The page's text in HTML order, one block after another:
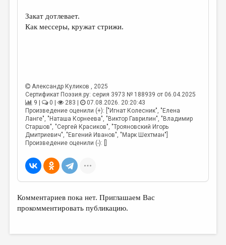
Закат дотлевает.
Как мессеры, кружат стрижи.
Александр Куликов , 2025
Сертификат Поэзия.ру: серия 3973 № 188939 от 06.04.2025
9 |
0 | 283 |
07.08.2026. 20:20:43
Произведение оценили (+): ["Игнат Колесник", "Елена
Ланге", "Наташа Корнеева", "Виктор Гаврилин", "Владимир
Старшов", "Сергей Красиков", "Трояновский Игорь
Дмитриевич", "Евгений Иванов", "Марк Шехтман"]
Произведение оценили (-): []
Комментариев пока нет. Приглашаем Вас
прокомментировать публикацию.